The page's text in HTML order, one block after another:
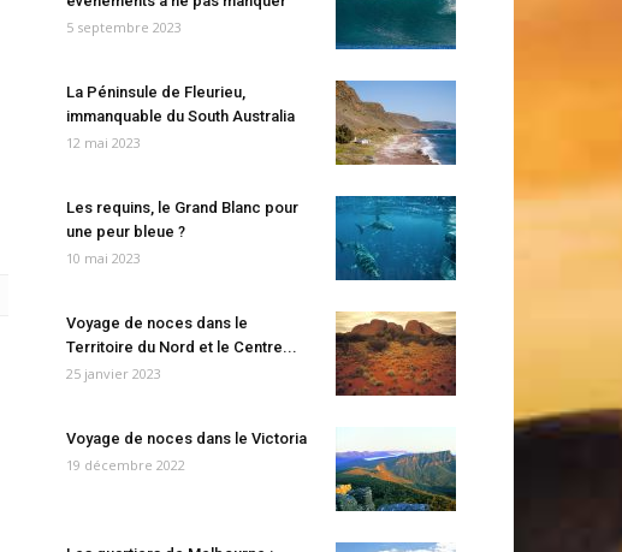
5 septembre 2023
La Péninsule de Fleurieu,
immanquable du South Australia
12 mai 2023
Les requins, le Grand Blanc pour
une peur bleue ?
10 mai 2023
Voyage de noces dans le
Territoire du Nord et le Centre...
25 janvier 2023
Voyage de noces dans le Victoria
19 décembre 2022